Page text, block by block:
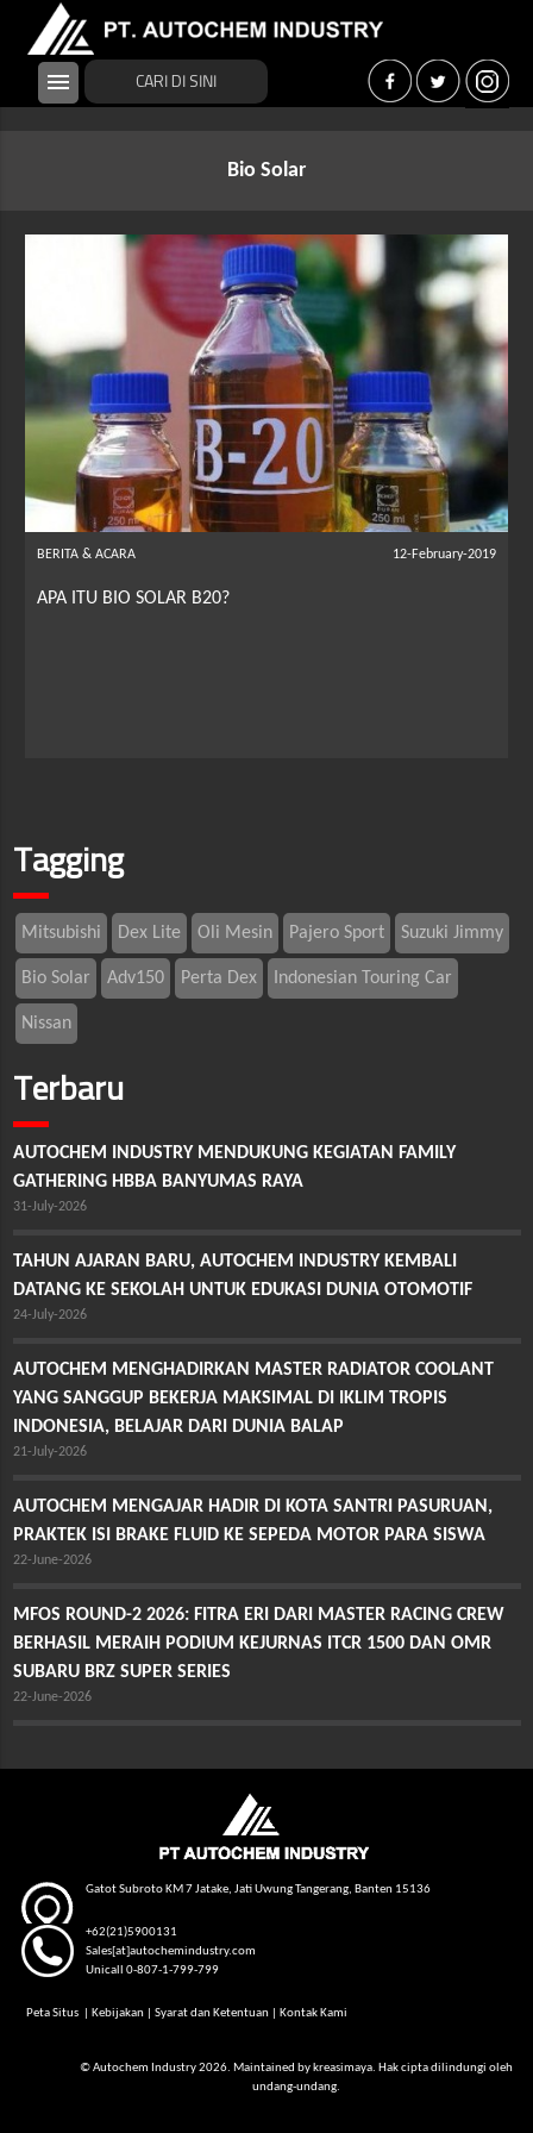
menu
Bio Solar
BERITA & ACARA 12-February-2019
APA ITU BIO SOLAR B20?
Tagging
Mitsubishi Dex Lite Oli Mesin Pajero Sport Suzuki Jimmy
Bio Solar Adv150 Perta Dex Indonesian Touring Car
Nissan
Terbaru
AUTOCHEM INDUSTRY MENDUKUNG KEGIATAN FAMILY
GATHERING HBBA BANYUMAS RAYA
31-July-2026
TAHUN AJARAN BARU, AUTOCHEM INDUSTRY KEMBALI
DATANG KE SEKOLAH UNTUK EDUKASI DUNIA OTOMOTIF
24-July-2026
AUTOCHEM MENGHADIRKAN MASTER RADIATOR COOLANT
YANG SANGGUP BEKERJA MAKSIMAL DI IKLIM TROPIS
INDONESIA, BELAJAR DARI DUNIA BALAP
21-July-2026
AUTOCHEM MENGAJAR HADIR DI KOTA SANTRI PASURUAN,
PRAKTEK ISI BRAKE FLUID KE SEPEDA MOTOR PARA SISWA
22-June-2026
MFOS ROUND-2 2026: FITRA ERI DARI MASTER RACING CREW
BERHASIL MERAIH PODIUM KEJURNAS ITCR 1500 DAN OMR
SUBARU BRZ SUPER SERIES
22-June-2026
Gatot Subroto KM 7 Jatake, Jati Uwung Tangerang, Banten 15136
+62(21)5900131
Sales[at]autochemindustry.com
Unicall 0-807-1-799-799
Peta Situs Kebijakan |Syarat dan Ketentuan Kontak Kami
© Autochem Industry 2026. Maintained by kreasimaya. Hak cipta dilindungi oleh
undang-undang.